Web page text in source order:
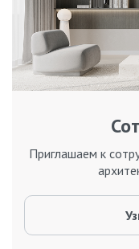
Приглашаем к